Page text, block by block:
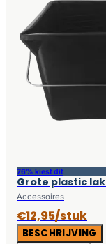
76% kiest dit
Grote plastic
Accessoires
€12,95/stuk
BESCHRIJVING